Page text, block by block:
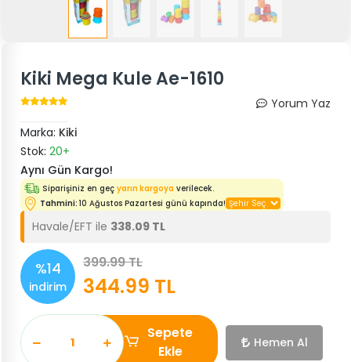
Kiki Mega Kule Ae-1610
Yorum Yaz
Marka: Kiki
Stok: 20+
Aynı Gün Kargo!
Siparişiniz en geç yarın kargoya verilecek.
Tahmini:10 Ağustos Pazartesi günü kapında!
Havale/EFT ile 338.09 TL
%14
indirim
399.99 TL
344.99 TL
Sepete
Ekle
Hemen Al